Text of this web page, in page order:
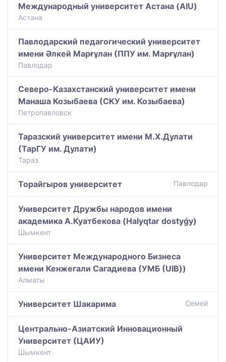
Международный университет Астана (AIU)
Астана
Павлодарский педагогический университет
имени Әлкей Марғұлан (ППУ им. Марғұлан)
Павлодар
Северо-Казахстанский университет имени
Манаша Козыбаева (СКУ им. Козыбаева)
Петропавловск
Таразский университет имени М.Х.Дулати
(ТарГУ им. Дулати)
Тараз
Торайгыров университет Павлодар
Университет Дружбы народов имени
академика А.Куатбекова (Halyqtar dostyǵy)
Шымкент
Университет Международного Бизнеса
имени Кенжегали Сагадиева (УМБ (UIB))
Алматы
Университет Шакарима Семей
Центрально-Азиатский Инновационный
Университет (ЦАИУ)
Шымкент